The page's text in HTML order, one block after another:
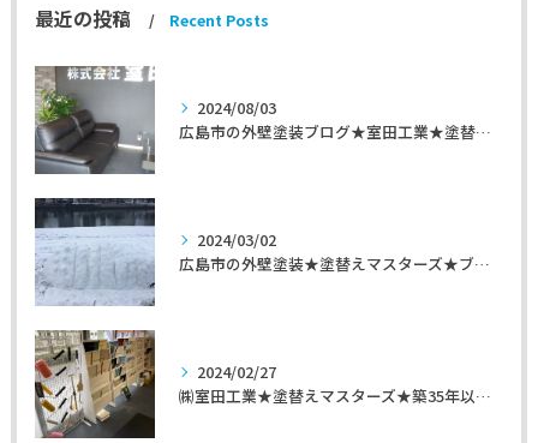
最近の投稿 Recent Posts
2024/08/03
広島市の外壁塗装ブログ★室田工業★塗替えマスターズ★外壁リフォーム
2024/03/02
広島市の外壁塗装★塗替えマスターズ★ブログ「初めて家を手入れするのに」
2024/02/27
㈱室田工業★塗替えマスターズ★築35年以上のお宅の施工事例